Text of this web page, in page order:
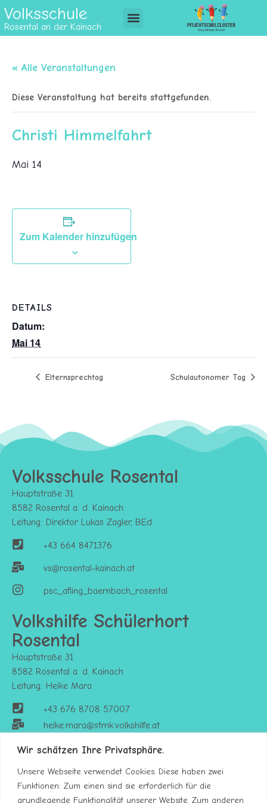
Wir schätzen Ihre Privatsphäre.
Unsere Webseite verwendet Cookies. Diese haben zwei
Funktionen: Zum einen sind sie erforderlich für die
grundlegende Funktionalität unserer Website. Zum anderen
Volksschule
Rosental an der Kainach
« Alle Veranstaltungen
Diese Veranstaltung hat bereits stattgefunden.
Christi Himmelfahrt
Mai 14
Zum Kalender hinzufügen
DETAILS
Datum:
Mai 14
Elternsprechtag Schulautonomer Tag
Volksschule Rosental
Hauptstraße 31
8582 Rosental a. d. Kainach
Leitung: Direktor Lukas Zagler, BEd
+43 664 8471376
vs@rosental-kainach.at
psc_afling_baernbach_rosental
Volkshilfe Schülerhort
Rosental
Hauptstraße 31
8582 Rosental a. d. Kainach
Leitung: Heike Mara
+43 676 8708 57007
heike.mara@stmk.volkshilfe.at
https://stmk.volkshilfe.at/kinderbetreuung